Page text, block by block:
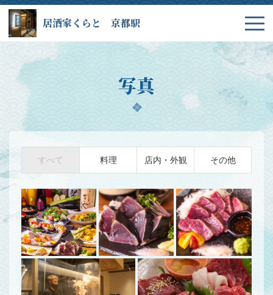
居酒家くらと 京都駅
写真
すべて 料理 店内・外観 その他